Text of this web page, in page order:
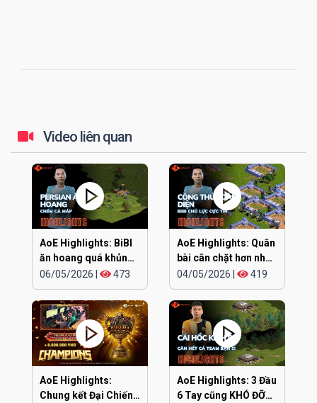
Video liên quan
AoE Highlights: BiBI
ăn hoang quá khủng
khiếp
06/05/2026 473
AoE Highlights: Quân
bài cân chặt hơn nhau
ở đúng cái đầu
04/05/2026 419
AoE Highlights:
Chung kết Đại Chiến
AoE Highlights: 3 Đầu
6 Tay cũng KHÓ ĐỠ